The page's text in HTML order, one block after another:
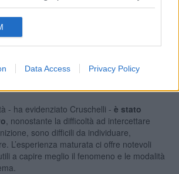
Data Access Privacy Policy
possibili attività da intraprendere, per
il proprio bagaglio di competenze nel
lavoro
attuata con il supporto dell’Ufficio Istruzione
- ha evidenziato Cruschelli - è stato
, nonostante la difficoltà ad intercettare
sono difficili da individuare,
L’esperienza maturata ci offre notevoli
a capire meglio il fenomeno e le modalità